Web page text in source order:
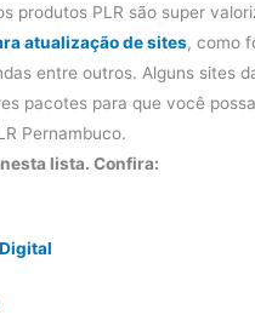
produtos PLR são super
atualização de sites, como
entre outros. Alguns sites
pacotes para que você
Pernambuco.
lista. Confira: